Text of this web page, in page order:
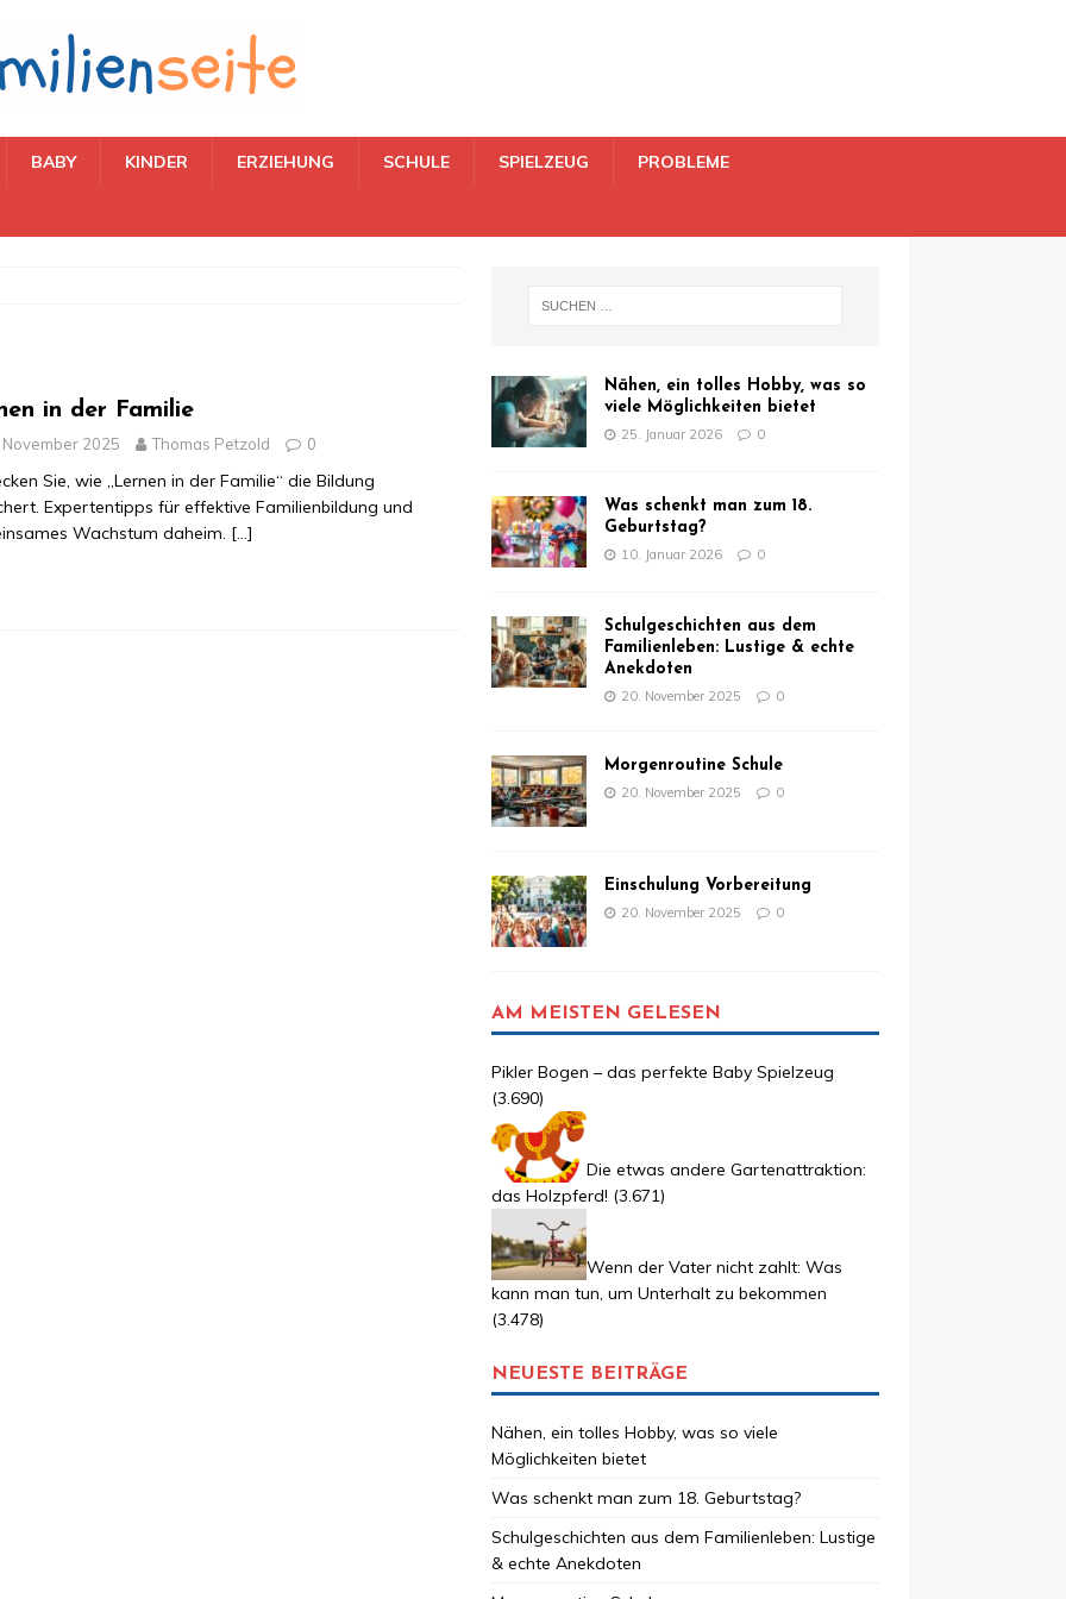
BABY KINDER ERZIEHUNG SCHULE SPIELZEUG PROBLEME
in der Familie
November 2025 Thomas Petzold 0
Sie, wie „Lernen in der Familie“ die Bildung
Expertentipps für effektive Familienbildung und
Wachstum daheim. […]
Nähen, ein tolles Hobby, was so
viele Möglichkeiten bietet
25. Januar 2026 0
Was schenkt man zum 18.
Geburtstag?
10. Januar 2026 0
Schulgeschichten aus dem
Familienleben: Lustige & echte
Anekdoten
20. November 2025 0
Morgenroutine Schule
20. November 2025 0
Einschulung Vorbereitung
20. November 2025 0
AM MEISTEN GELESEN
Pikler Bogen – das perfekte Baby Spielzeug
(3.690)
Die etwas andere Gartenattraktion:
das Holzpferd! (3.671)
Wenn der Vater nicht zahlt: Was
kann man tun, um Unterhalt zu bekommen
(3.478)
NEUESTE BEITRÄGE
Nähen, ein tolles Hobby, was so viele
Möglichkeiten bietet
Was schenkt man zum 18. Geburtstag?
Schulgeschichten aus dem Familienleben: Lustige
& echte Anekdoten